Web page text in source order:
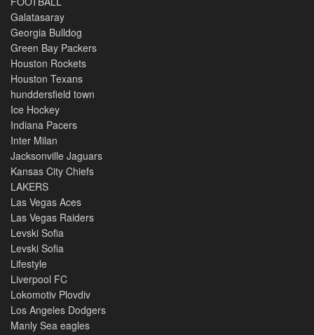
Galatasaray
Georgia Bulldog
Green Bay Packers
Houston Rockets
Houston Texans
hunddersfield town
Ice Hockey
Indiana Pacers
Inter Milan
Jacksonville Jaguars
Kansas City Chiefs
LAKERS
Las Vegas Aces
Las Vegas Raiders
Levski Sofia
Levski Sofia
Lifestyle
Liverpool FC
Lokomotiv Plovdiv
Los Angeles Dodgers
Manly Sea eagles